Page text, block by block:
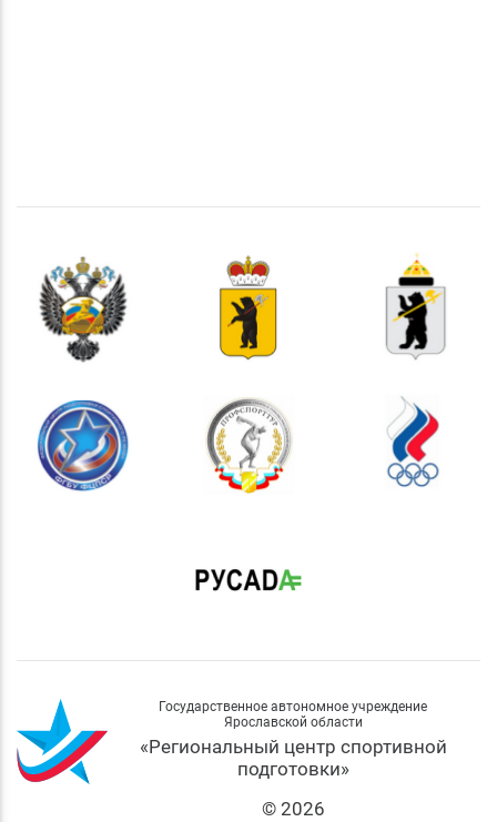
Государственное автономное учреждение
Ярославской области
«Региональный центр спортивной
подготовки»
© 2026